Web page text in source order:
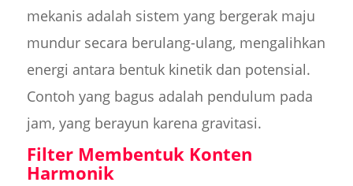
mekanis adalah sistem yang bergerak maju
mundur secara berulang-ulang, mengalihkan
energi antara bentuk kinetik dan potensial.
Contoh yang bagus adalah pendulum pada
jam, yang berayun karena gravitasi.
Filter Membentuk Konten
Harmonik